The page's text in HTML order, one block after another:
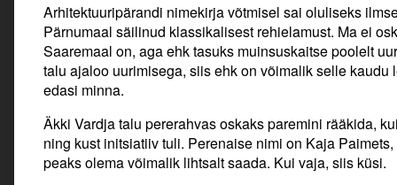
Arhitektuuripärandi nimekirja võtmisel sai oluliseks
Pärnumaal säilinud klassikalisest rehielamust. Ma ei
Saaremaal on, aga ehk tasuks muinsuskaitse poolelt
talu ajaloo uurimisega, siis ehk on võimalik selle
edasi minna.
Äkki Vardja talu pererahvas oskaks paremini rääkida,
ning kust initsiatiiv tuli. Perenaise nimi on Kaja
peaks olema võimalik lihtsalt saada. Kui vaja, siis küsi.